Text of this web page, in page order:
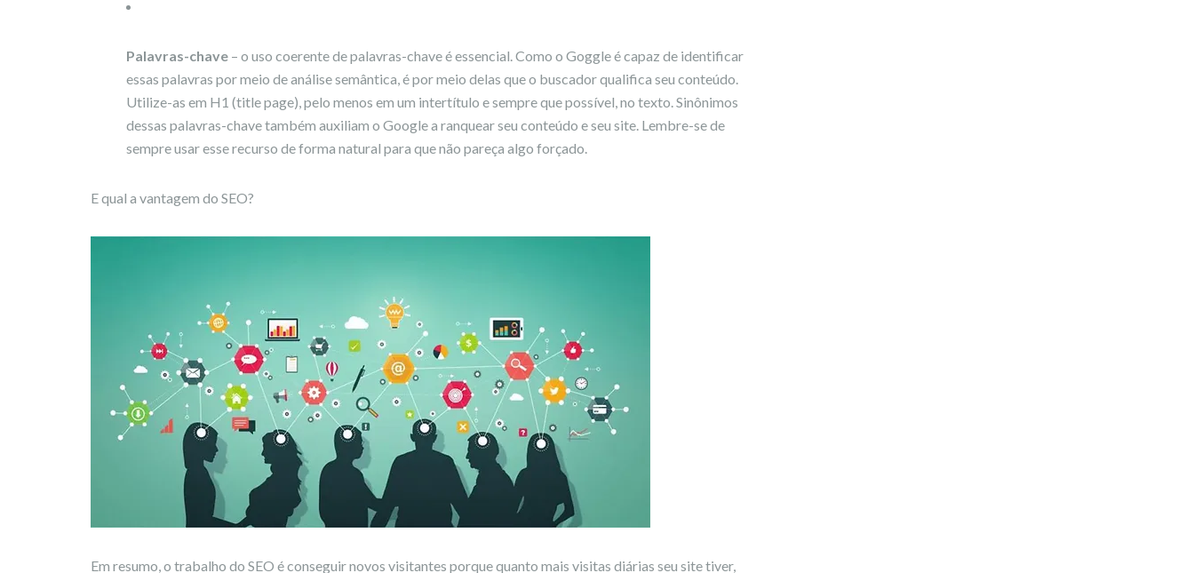
Palavras-chave – o uso coerente de palavras-chave é essencial. Como o Goggle é capaz de identificar
essas palavras por meio de análise semântica, é por meio delas que o buscador qualifica seu conteúdo.
Utilize-as em H1 (title page), pelo menos em um intertítulo e sempre que possível, no texto. Sinônimos
dessas palavras-chave também auxiliam o Google a ranquear seu conteúdo e seu site. Lembre-se de
sempre usar esse recurso de forma natural para que não pareça algo forçado.
E qual a vantagem do SEO?
Em resumo, o trabalho do SEO é conseguir novos visitantes porque quanto mais visitas diárias seu site tiver,